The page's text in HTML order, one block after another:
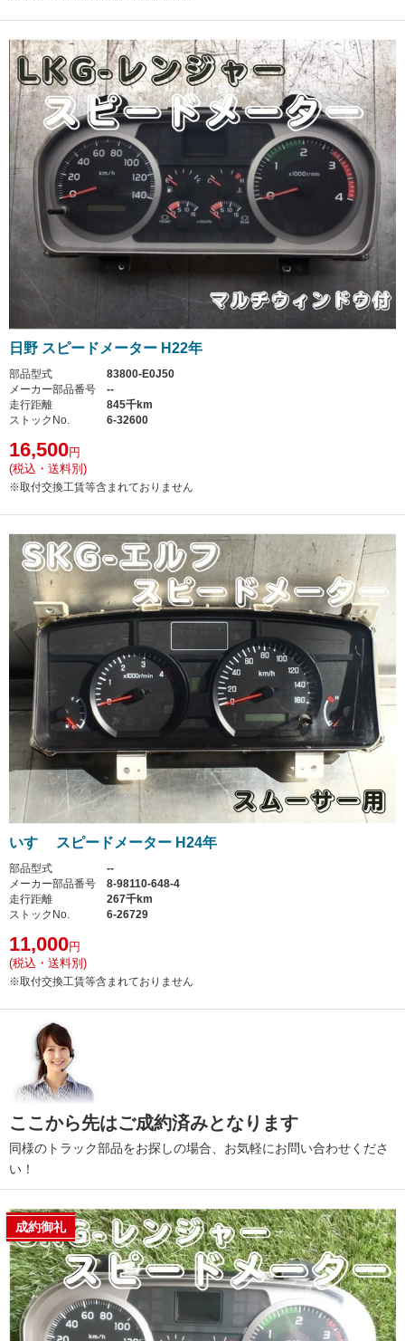
日野 スピードメーター H22年
部品型式
83800-E0J50
メーカー部品番号
--
走行距離
845千km
ストックNo.
6-32600
16,500円
(税込・送料別)
※取付交換工賃等含まれておりません
いすゞ スピードメーター H24年
部品型式
--
メーカー部品番号
8-98110-648-4
走行距離
267千km
ストックNo.
6-26729
11,000円
(税込・送料別)
※取付交換工賃等含まれておりません
ここから先はご成約済みとなります
同様のトラック部品をお探しの場合、お気軽にお問い合わせくださ
い！
成約御礼